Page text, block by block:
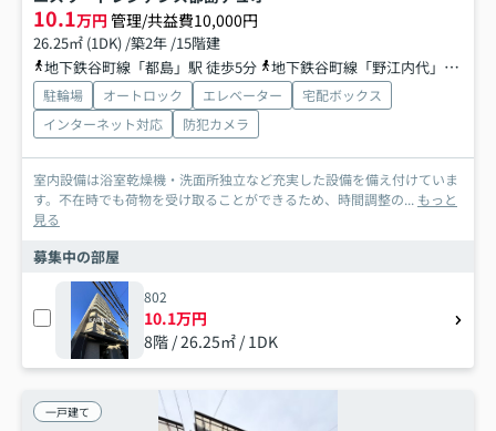
10.1万円 管理/共益費10,000円
26.25㎡ (1DK) /築2年 /15階建
地下鉄谷町線「都島」駅 徒歩5分
地下鉄谷町線「野江内代」駅 徒歩15分
駐輪場 オートロック エレベーター
宅配ボックス
インターネット対応
防犯カメラ
室内設備は浴室乾燥機・洗面所独立など充実した設備を備え付けていま
す。不在時でも荷物を受け取ることができるため、時間調整の... もっと
見る
募集中の部屋
802
10.1万円
8階 / 26.25㎡ / 1DK
一戸建て